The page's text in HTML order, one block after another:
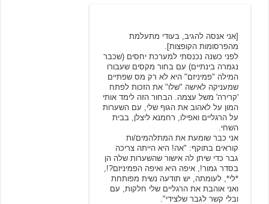
[אני אנסה להגיב, בעודי מתעלמת
מהפרסומות הקופצות].
לפני כשנה נכנסתי למערכת יחסים (שכבר
נגמרה בינתיים) עם בחור מקסים שעבורו
המילה "פמיניזם" היא לא רק מס שפתיים
שמעניקה לאישה "שלו" את הזכות לפתח
'קרירה' משל עצמה. הבחור הזה לימד אותי
המון על לאהוב את הגוף שלי, עם השערות
על הרגליים ואפילו, רחמנא ליצלן, בבית
השחי.
אני כבר שומעת את המתלהמים/ות
קוראים בתוקף: "אה! היא הייתה צריכה
גבר כדי שיתן לה אישור שהשערות שלה הן
בסדר גמור!, איפה היא ואיפה הפמיניזם?!,
*לי*, לעומתה, יש תודעה נשית מפותחת
ואני אוהבת את הרגליים שלי חלקות, עם
ובלי קשר לגבר שלצידי".